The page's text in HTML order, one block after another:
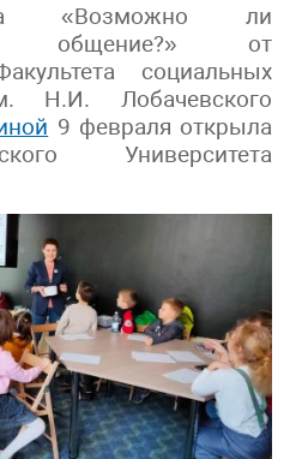
«Возможно ли
общение?» от
социальных
Н.И. Лобачевского
9 февраля открыла
Университета